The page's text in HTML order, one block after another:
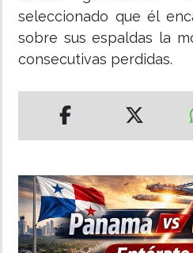
seleccionado que él
sobre sus espaldas la
consecutivas perdidas.